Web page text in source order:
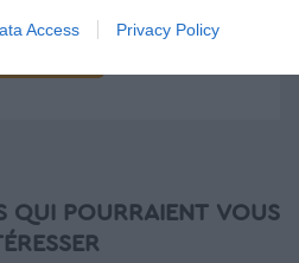
Access Privacy Policy
QUI POURRAIENT VOUS